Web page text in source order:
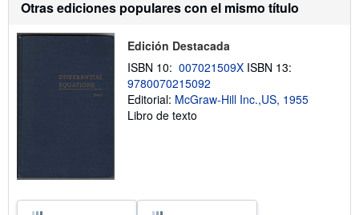
Otras ediciones populares con el mismo título
Edición Destacada
ISBN 10: 007021509X ISBN 13:
9780070215092
Editorial: McGraw-Hill Inc.,US, 1955
Libro de texto